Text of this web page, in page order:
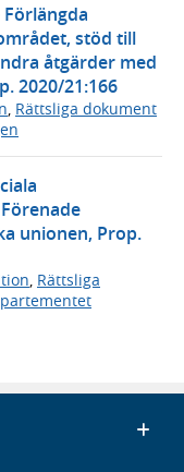
stöd till
åtgärder med
2020/21:166
Rättsliga dokument
unionen, Prop.
, Rättsliga